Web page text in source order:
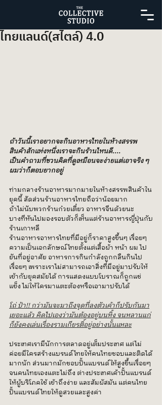
ไทยแลนด์(สไตล์) 4.0
ถ้าวันนี้เราอยากจะกินอาหารไทยในห้างสรรพ
สินค้าสักแห่งหนึ่งเราจะกินร้านไหนดี....
เป็นคำถามที่ชวนคิดที่ดูเหมือนจะง่ายแต่เอาจริง ๆ
ผมว่าก็ตอบยากอยู่
ท่ามกลางร้านอาหารมากมายในห้างสรรพสินค้าใน
ยุคนี้ สัดส่วนร้านอาหารไทยถือว่าน้อยมาก
ถ้าไม่นับพวกร้านก๋วยเตี๋ยว อาหารจีนด้วยนะ
บางทีหันไปมองรอบตัวก็เห็นแต่ร้านอาหารญี่ปุ่นกับ
ร้านเกาหลี
ร้านอาหารอาหารไทยที่มีอยู่ก็ราคาสูงขึ้นๆ เรื่อยๆ
ความเป็นเอกลักษณ์ไทยตั้งแต่เสื้อผ้า หน้า ผม ไป
ยันที่อยู่อาศัย อาหารการกินกำลังถูกกลืนกินไป
เรื่อยๆ เพราะเราไม่สามารถเอาสิ่งที่มีอยู่มาปรับให้
เข้ากับยุคสมัยได้ การแสดงแบบโบราณก็ถูกแช่
แข็ง ไม่ให้ใครมาแตะต้องหรือเอามาปรับได้
โถ่ ป้า!! กว่ามันจะมาถึงจุดที่ลงตัวเค้าก็ปรับกันมา
เยอะแล้ว คิดไปเองว่ามันต้องอยู่บนหิ้ง จนหลานแก่
ก็ยังคงเล่นเรื่องรามเกียรติ์อยู่อย่างนั้นแหละ
ประเทศเรามีนักการตลาดอยู่เต็มประเทศ แต่ไม่
ค่อยมีใครสร้างแบรนด์ไทยให้คนไทยชอบและติดได้
มากนัก ส่วนมากมักชอบปั้นแบรนด์ให้สูงขึ้นเรื่อยๆ
จนคนไทยเองแตะไม่ถึง ต่างประเทศเค้าปั้นแบรนด์
ให้ผู้บริโภคใช้ เข้าถึงง่าย และสัมผัสมัน แต่คนไทย
ปั้นแบรนด์ไทยให้ดูสวยและสูงค่า